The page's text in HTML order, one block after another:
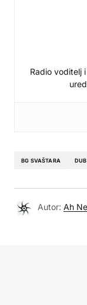
Radio voditelj
BG SVAŠTARA DUB
Autor: Ah